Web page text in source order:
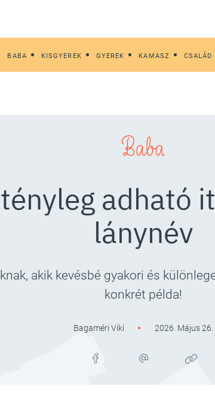
BABA KISGYEREK GYEREK KAMASZ CSALÁD
Baba
adható
lánynév
akik kevésbé gyakori és
konkrét példa!
Bagaméri Viki 2026. Május 26.